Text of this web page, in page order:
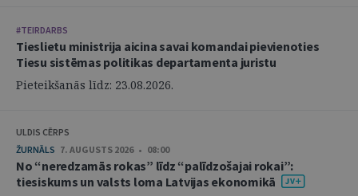
#TEIRDARBS
Tieslietu ministrija aicina savai komandai pievienoties
Tiesu sistēmas politikas departamenta juristu
Pieteikšanās līdz: 23.08.2026.
ULDIS CĒRPS
ŽURNĀLS 7. AUGUSTS 2026 • 08:00
No “neredzamās rokas” līdz “palīdzošajai rokai”:
tiesiskums un valsts loma Latvijas ekonomikā